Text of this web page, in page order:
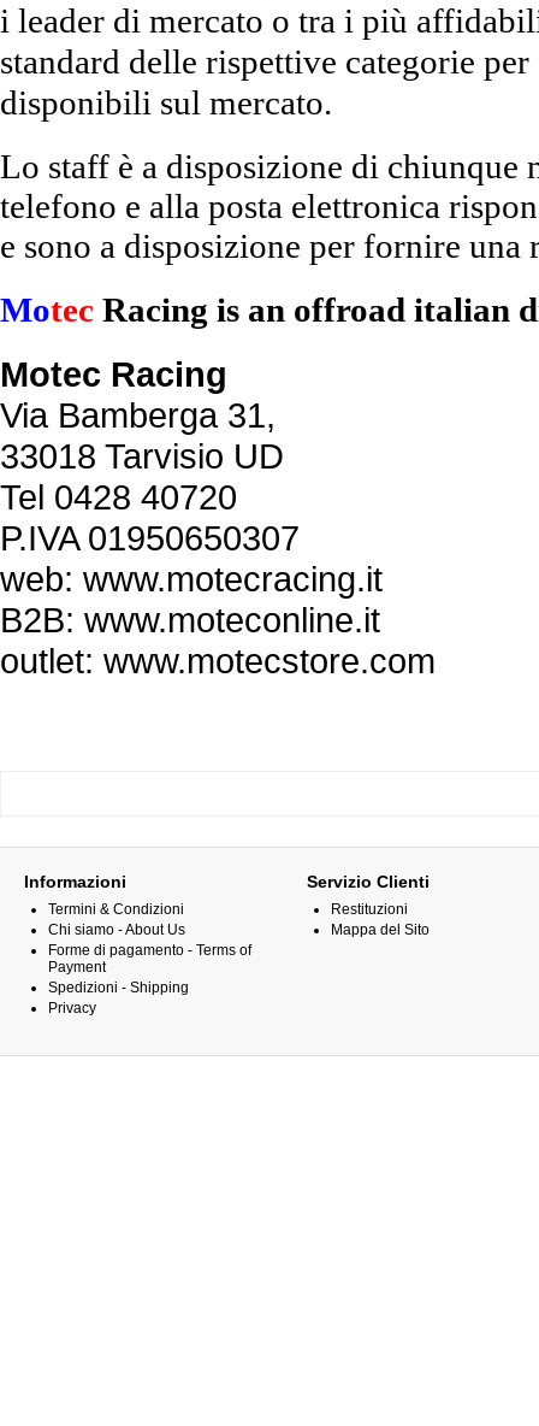
i leader di mercato o tra i più
standard delle rispettive categorie
disponibili sul mercato.
Lo staff è a disposizione di
telefono e alla posta elettronica
e sono a disposizione per fornire
Motec Racing is an offroad italian
Motec Racing
Via Bamberga 31,
33018 Tarvisio UD
Tel 0428 40720
P.IVA 01950650307
web: www.motecracing.it
B2B: www.moteconline.it
outlet: www.motecstore.com
Informazioni
Termini & Condizioni
Chi siamo - About Us
Forme di pagamento - Terms of
Payment
Spedizioni - Shipping
Privacy
Servizio Clienti
Restituzioni
Mappa del Sito